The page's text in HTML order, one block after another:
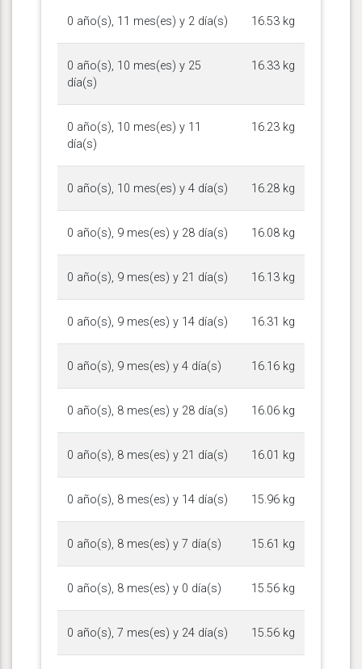
0 año(s), 11 mes(es) y 2 día(s) 16.53 kg
0 año(s), 10 mes(es) y 25
día(s)
16.33 kg
0 año(s), 10 mes(es) y 11
día(s)
16.23 kg
0 año(s), 10 mes(es) y 4 día(s) 16.28 kg
0 año(s), 9 mes(es) y 28 día(s) 16.08 kg
0 año(s), 9 mes(es) y 21 día(s) 16.13 kg
0 año(s), 9 mes(es) y 14 día(s) 16.31 kg
0 año(s), 9 mes(es) y 4 día(s) 16.16 kg
0 año(s), 8 mes(es) y 28 día(s) 16.06 kg
0 año(s), 8 mes(es) y 21 día(s) 16.01 kg
0 año(s), 8 mes(es) y 14 día(s) 15.96 kg
0 año(s), 8 mes(es) y 7 día(s) 15.61 kg
0 año(s), 8 mes(es) y 0 día(s) 15.56 kg
0 año(s), 7 mes(es) y 24 día(s) 15.56 kg